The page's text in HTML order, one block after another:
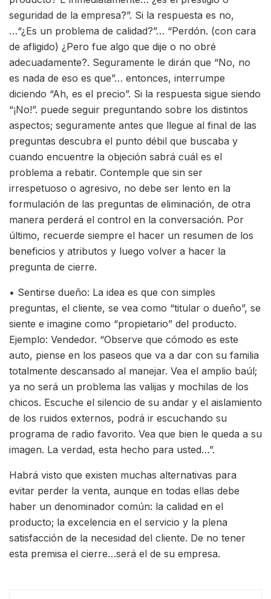
seguridad de la empresa?”. Si la respuesta es no,
…“¿Es un problema de calidad?”… “Perdón. (con cara
de afligido) ¿Pero fue algo que dije o no obré
adecuadamente?. Seguramente le dirán que “No, no
es nada de eso es que”… entonces, interrumpe
diciendo “Ah, es el precio”. Si la respuesta sigue siendo
“¡No!”. puede seguir preguntando sobre los distintos
aspectos; seguramente antes que llegue al final de las
preguntas descubra el punto débil que buscaba y
cuando encuentre la objeción sabrá cuál es el
problema a rebatir. Contemple que sin ser
irrespetuoso o agresivo, no debe ser lento en la
formulación de las preguntas de eliminación, de otra
manera perderá el control en la conversación. Por
último, recuerde siempre el hacer un resumen de los
beneficios y atributos y luego volver a hacer la
pregunta de cierre.
• Sentirse dueño: La idea es que con simples
preguntas, el cliente, se vea como “titular o dueño”, se
siente e imagine como “propietario” del producto.
Ejemplo: Vendedor. “Observe que cómodo es este
auto, piense en los paseos que va a dar con su familia
totalmente descansado al manejar. Vea el amplio baúl;
ya no será un problema las valijas y mochilas de los
chicos. Escuche el silencio de su andar y el aislamiento
de los ruidos externos, podrá ir escuchando su
programa de radio favorito. Vea que bien le queda a su
imagen. La verdad, esta hecho para usted…”.
Habrá visto que existen muchas alternativas para
evitar perder la venta, aunque en todas ellas debe
haber un denominador común: la calidad en el
producto; la excelencia en el servicio y la plena
satisfacción de la necesidad del cliente. De no tener
esta premisa el cierre…será el de su empresa.